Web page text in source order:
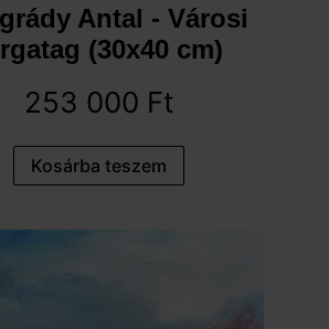
Antal - Városi
(30x40 cm)
253 000 Ft
Kosárba teszem